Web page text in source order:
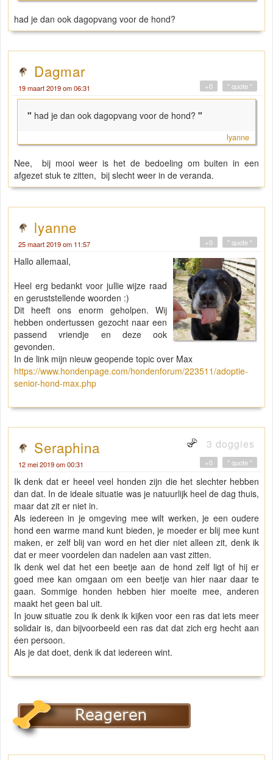
had je dan ook dagopvang voor de hond?
Dagmar
19 maart 2019 om 06:31 " quote "
+0
" had je dan ook dagopvang voor de hond? "
lyanne
Nee, bij mooi weer is het de bedoeling om buiten in een
afgezet stuk te zitten, bij slecht weer in de veranda.
lyanne
25 maart 2019 om 11:57 " quote "
+0
Hallo allemaal,
Heel erg bedankt voor jullie wijze raad
en geruststellende woorden :)
Dit heeft ons enorm geholpen. Wij
hebben ondertussen gezocht naar een
passend vriendje en deze ook
gevonden.
In de link mijn nieuw geopende topic over Max
https://www.hondenpage.com/hondenforum/223511/adoptie-
senior-hond-max.php
Seraphina 3 doggies
12 mei 2019 om 00:31 " quote "
+0
Ik denk dat er heeel veel honden zijn die het slechter hebben
dan dat. In de ideale situatie was je natuurlijk heel de dag thuis,
maar dat zit er niet in.
Als iedereen in je omgeving mee wilt werken, je een oudere
hond een warme mand kunt bieden, je moeder er blij mee kunt
maken, er zelf blij van word en het dier niet alleen zit, denk ik
dat er meer voordelen dan nadelen aan vast zitten.
Ik denk wel dat het een beetje aan de hond zelf ligt of hij er
goed mee kan omgaan om een beetje van hier naar daar te
gaan. Sommige honden hebben hier moeite mee, anderen
maakt het geen bal uit.
In jouw situatie zou ik denk ik kijken voor een ras dat iets meer
solidair is, dan bijvoorbeeld een ras dat dat zich erg hecht aan
éen persoon.
Als je dat doet, denk ik dat iedereen wint.